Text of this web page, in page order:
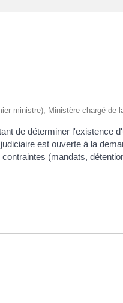
ministre), Ministère chargé de
de déterminer l'existence
est ouverte à la
(mandats,